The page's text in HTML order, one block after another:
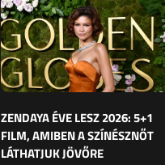
ZENDAYA ÉVE LESZ 2026: 5+1
FILM, AMIBEN A SZÍNÉSZNŐT
LÁTHATJUK JÖVŐRE